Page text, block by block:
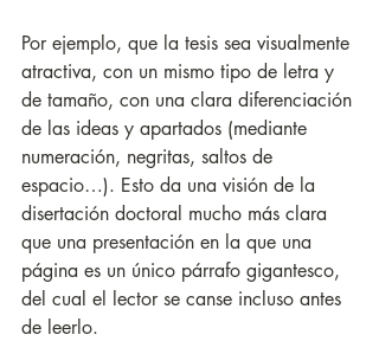
Por ejemplo, que la tesis sea visualmente
atractiva, con un mismo tipo de letra y
de tamaño, con una clara diferenciación
de las ideas y apartados (mediante
numeración, negritas, saltos de
espacio…). Esto da una visión de la
disertación doctoral mucho más clara
que una presentación en la que una
página es un único párrafo gigantesco,
del cual el lector se canse incluso antes
de leerlo.